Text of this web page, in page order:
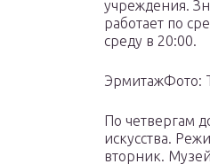
учреждения.
работает по
среду в 20:00.
ЭрмитажФото:
По четвергам
искусства.
вторник.